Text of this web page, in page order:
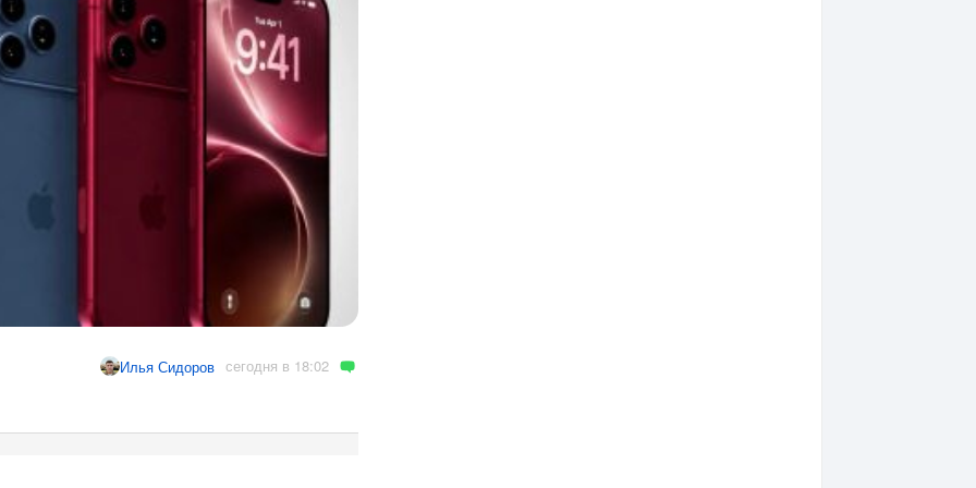
Илья Сидоров сегодня в 18:02